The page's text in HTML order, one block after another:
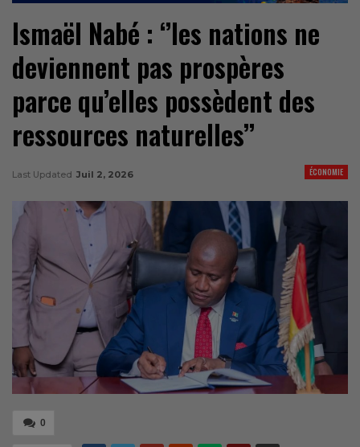
Ismaël Nabé : ‘’les nations ne
deviennent pas prospères
parce qu’elles possèdent des
ressources naturelles’’
ÉCONOMIE
Last Updated Juil 2, 2026
0